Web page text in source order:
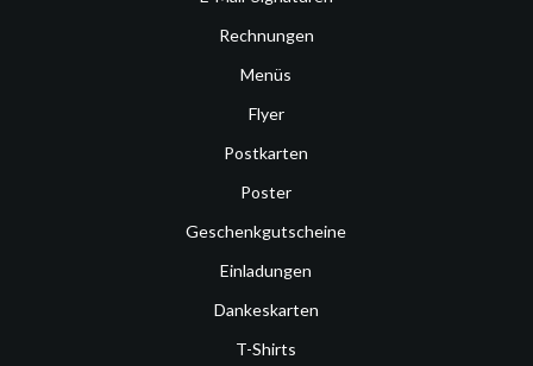
Rechnungen
Menüs
Flyer
Postkarten
Poster
Geschenkgutscheine
Einladungen
Dankeskarten
T-Shirts